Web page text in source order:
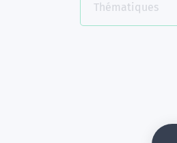
Thématiques